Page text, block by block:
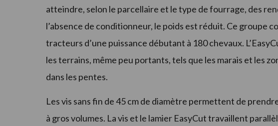
atteindre, selon le parcellaire et le type de fourrage, des
l’absence de conditionneur, le poids est réduit. Ce groupe
tracteurs d’une puissance débutant à 180 chevaux.
les terrains, même peu portants, tels que les marais et les
dans les pentes.
Les vis sans fin de 45 cm de diamètre permettent de
à gros volumes. La vis et le lamier EasyCut travaillent